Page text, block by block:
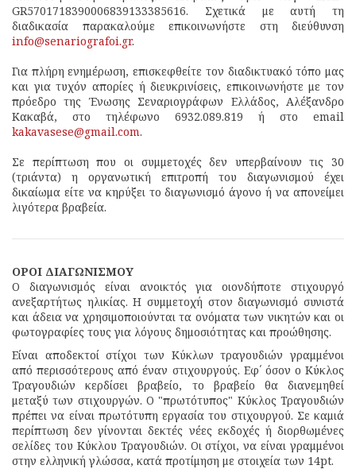
GR5701718390006839133385616. Σχετικά με αυτή τη
διαδικασία παρακαλούμε επικοινωνήστε στη διεύθυνση
info@senariografoi.gr.
Για πλήρη ενημέρωση, επισκεφθείτε τον διαδικτυακό τόπο μας
και για τυχόν απορίες ή διευκρινίσεις, επικοινωνήστε με τον
πρόεδρο της Ένωσης Σεναριογράφων Ελλάδος, Αλέξανδρο
Κακαβά, στο τηλέφωνο 6932.089.819 ή στο email
kakavasese@gmail.com.
Σε περίπτωση που οι συμμετοχές δεν υπερβαίνουν τις 30
(τριάντα) η οργανωτική επιτροπή του διαγωνισμού έχει
δικαίωμα είτε να κηρύξει το διαγωνισμό άγονο ή να απονείμει
λιγότερα βραβεία.
ΟΡΟΙ ΔΙΑΓΩΝΙΣΜΟΥ
Ο διαγωνισμός είναι ανοικτός για οιονδήποτε στιχουργό
ανεξαρτήτως ηλικίας. Η συμμετοχή στον διαγωνισμό συνιστά
και άδεια να χρησιμοποιούνται τα ονόματα των νικητών και οι
φωτογραφίες τους για λόγους δημοσιότητας και προώθησης.
Είναι αποδεκτοί στίχοι των Κύκλων τραγουδιών γραμμένοι
από περισσότερους από έναν στιχουργούς. Εφ΄ όσον ο Κύκλος
Τραγουδιών κερδίσει βραβείο, το βραβείο θα διανεμηθεί
μεταξύ των στιχουργών. Ο "πρωτότυπος" Κύκλος Τραγουδιών
πρέπει να είναι πρωτότυπη εργασία του στιχουργού. Σε καμιά
περίπτωση δεν γίνονται δεκτές νέες εκδοχές ή διορθωμένες
σελίδες του Κύκλου Τραγουδιών. Οι στίχοι, να είναι γραμμένοι
στην ελληνική γλώσσα, κατά προτίμηση με στοιχεία των 14pt.